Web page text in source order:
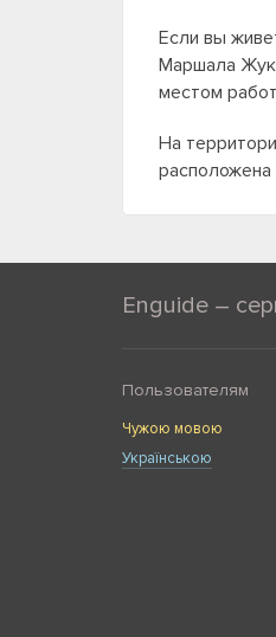
Если вы
Маршала
местом
На
Enguide –
Пользователям
Чужою мовою
Українською